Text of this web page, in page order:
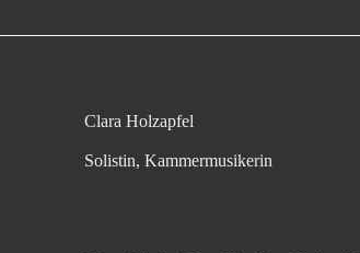
Clara Holzapfel
Solistin, Kammermusikerin